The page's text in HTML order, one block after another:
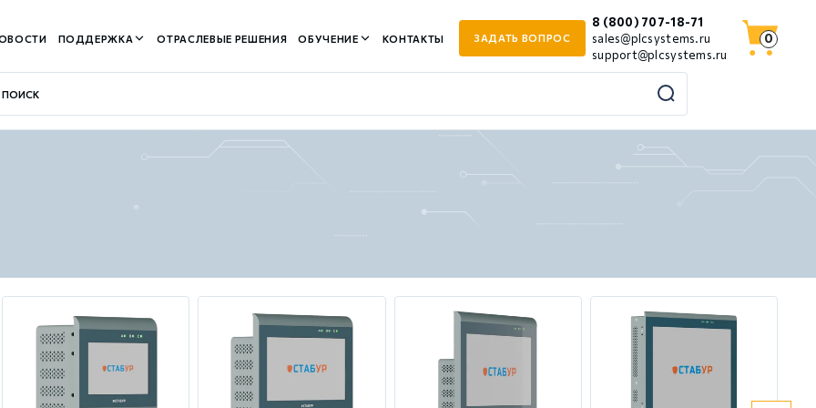
ПОДДЕРЖКА ОТРАСЛЕВЫЕ РЕШЕНИЯ ОБУЧЕНИЕ КОНТАКТЫ ЗАДАТЬ ВОПРОС
8 (800) 707-18-71
sales@plcsystems.ru
support@plcsystems.ru
0